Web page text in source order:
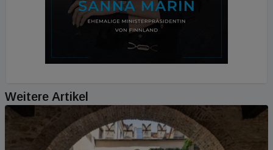
Weitere Artikel